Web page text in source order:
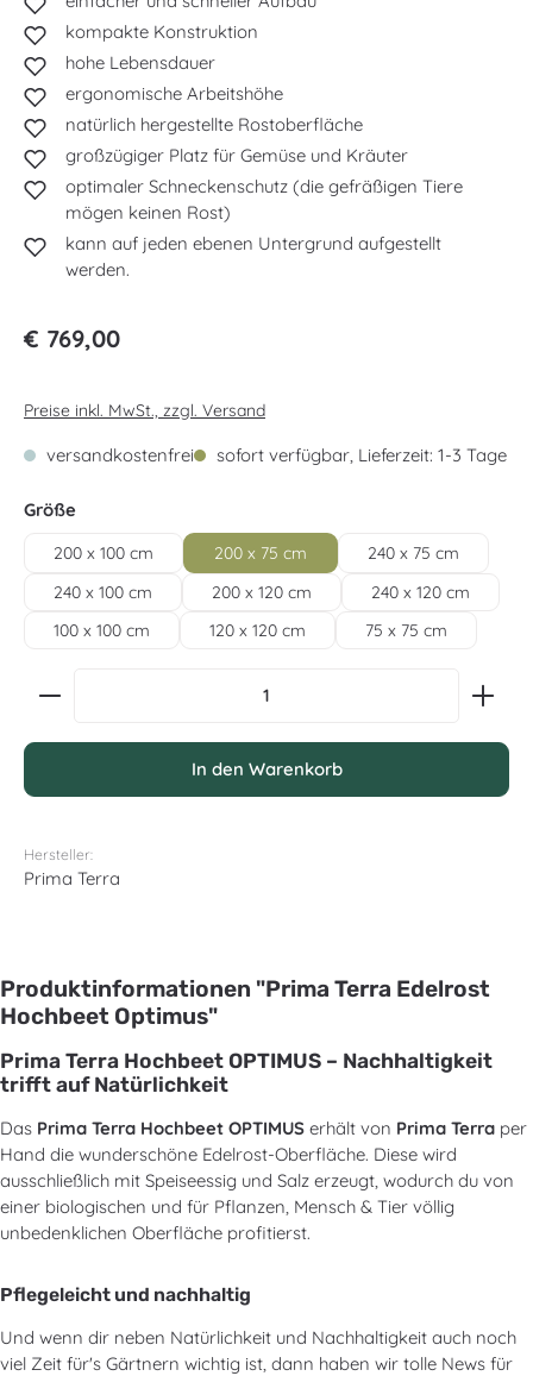
kompakte Konstruktion
hohe Lebensdauer
ergonomische Arbeitshöhe
natürlich hergestellte Rostoberfläche
großzügiger Platz für Gemüse und Kräuter
optimaler Schneckenschutz (die gefräßigen Tiere
mögen keinen Rost)
kann auf jeden ebenen Untergrund aufgestellt
werden.
Regulärer Preis:
€ 769,00
Preise inkl. MwSt., zzgl. Versand
versandkostenfrei sofort verfügbar, Lieferzeit: 1-3 Tage
Größeauswählen
200 x 100 cm 200 x 75 cm
240 x 75 cm
240 x 100 cm
200 x 120 cm
240 x 120 cm
100 x 100 cm
120 x 120 cm 75 x 75 cm
Produkt Anzahl: Gib den gewünschten Wert ein
In den Warenkorb
Hersteller:
Prima Terra
Produktinformationen "Prima Terra Edelrost
Hochbeet Optimus"
Prima Terra Hochbeet OPTIMUS – Nachhaltigkeit
trifft auf Natürlichkeit
Das Prima Terra Hochbeet OPTIMUS erhält von Prima Terra per
Hand die wunderschöne Edelrost-Oberfläche. Diese wird
ausschließlich mit Speiseessig und Salz erzeugt, wodurch du von
einer biologischen und für Pflanzen, Mensch & Tier völlig
unbedenklichen Oberfläche profitierst.
Pflegeleicht und nachhaltig
Und wenn dir neben Natürlichkeit und Nachhaltigkeit auch noch
viel Zeit für's Gärtnern wichtig ist, dann haben wir tolle News für